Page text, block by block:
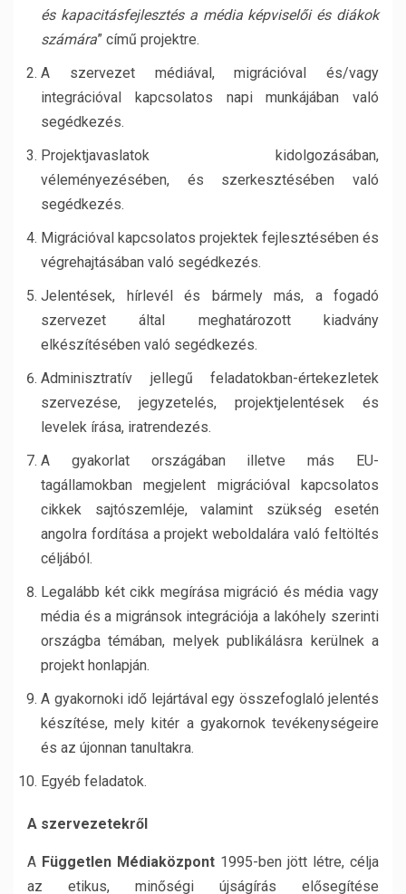
és kapacitásfejlesztés a média képviselői és diákok
számára” című projektre.
A szervezet médiával, migrációval és/vagy
integrációval kapcsolatos napi munkájában való
segédkezés.
Projektjavaslatok kidolgozásában,
véleményezésében, és szerkesztésében való
segédkezés.
Migrációval kapcsolatos projektek fejlesztésében és
végrehajtásában való segédkezés.
Jelentések, hírlevél és bármely más, a fogadó
szervezet által meghatározott kiadvány
elkészítésében való segédkezés.
Adminisztratív jellegű feladatokban-értekezletek
szervezése, jegyzetelés, projektjelentések és
levelek írása, iratrendezés.
A gyakorlat országában illetve más EU-
tagállamokban megjelent migrációval kapcsolatos
cikkek sajtószemléje, valamint szükség esetén
angolra fordítása a projekt weboldalára való feltöltés
céljából.
Legalább két cikk megírása migráció és média vagy
média és a migránsok integrációja a lakóhely szerinti
országba témában, melyek publikálásra kerülnek a
projekt honlapján.
A gyakornoki idő lejártával egy összefoglaló jelentés
készítése, mely kitér a gyakornok tevékenységeire
és az újonnan tanultakra.
Egyéb feladatok.
A szervezetekről
A Független Médiaközpont 1995-ben jött létre, célja
az etikus, minőségi újságírás elősegítése